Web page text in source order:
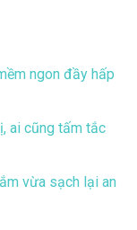
ngon đầy hấp
ai cũng tấm tắc
vừa sạch lại an